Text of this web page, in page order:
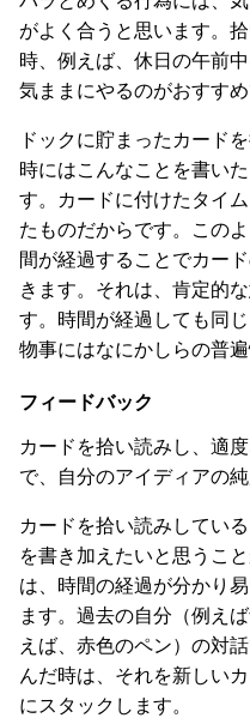
がよく合うと思います。
時、例えば、休日の午前
気ままにやるのがおすすめ
ドックに貯まったカード
時にはこんなことを書い
す。カードに付けたタイ
たものだからです。この
間が経過することでカー
きます。それは、肯定的
す。時間が経過しても同
物事にはなにかしらの普
フィードバック
カードを拾い読みし、適
で、自分のアイディアの
カードを拾い読みしてい
を書き加えたいと思うこ
は、時間の経過が分かり
ます。過去の自分（例え
えば、赤色のペン）の対
んだ時は、それを新しい
にスタックします。